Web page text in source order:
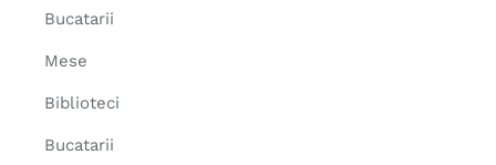
Bucatarii
Mese
Biblioteci
Bucatarii